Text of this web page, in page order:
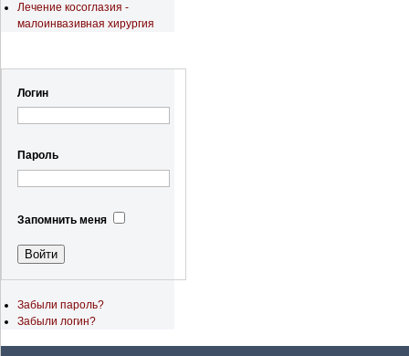
Лечение косоглазия -
малоинвазивная хирургия
Логин
Пароль
Запомнить меня
Забыли пароль?
Забыли логин?